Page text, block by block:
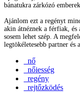
bánatukra zárkózó
Ajánlom ezt a regényt
akin átnéznek a férfiak,
sosem lehet szép. A
legtökéletesebb partner és
nő
nőiesség
regény
rejtőzködés